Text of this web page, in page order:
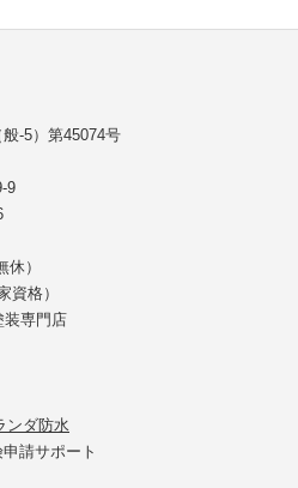
-5）第45074号
9
）
資格）
装専門店
ンダ防水
請サポート